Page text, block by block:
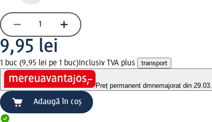
9,95 lei
1 buc (9,95 lei pe 1 buc) Inclusiv TVA plus transport
Preț permanent dmnemajorat din
Adaugă în coș